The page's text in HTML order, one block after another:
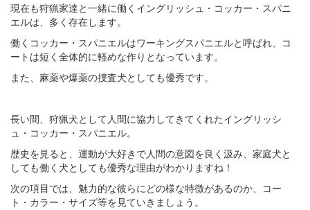
現在も狩猟家達と一緒に働くイングリッシュ・コッカー・スパニ
エルは、多く存在します。
働くコッカー・スパニエルはワーキングスパニエルと呼ばれ、コ
ートは短く全体的に軽めな作りとなっています。
また、麻薬や爆薬の捜査犬としても優秀です。
長い間、狩猟犬として人間に協力してきてくれたイングリッシ
ュ・コッカー・スパニエル。
歴史を見ると、運動が大好きで人間の意図を良く汲み、家庭犬と
しても働く犬としても優秀な理由がわかりますね！
次の項目では、魅力的な彼らにどの様な特徴があるのか、コー
ト・カラー・サイズ等を見ていきましょう。